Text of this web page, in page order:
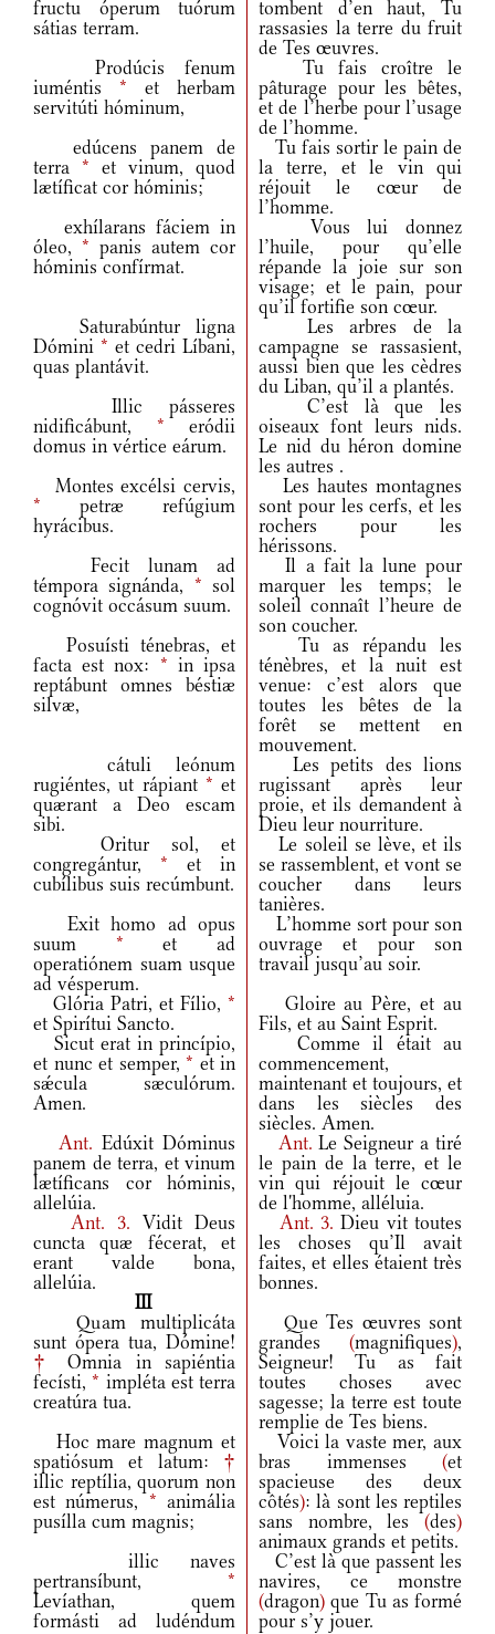
fructu óperum tuórum
sátias terram.
tombent d’en haut, Tu
rassasies la terre du fruit
de Tes œuvres.
Prodúcis fenum
iuméntis * et herbam
servitúti hóminum,
Tu fais croître le
pâturage pour les bêtes,
et de l’herbe pour l’usage
de l’homme.
edúcens panem de
terra * et vinum, quod
lætíficat cor hóminis;
Tu fais sortir le pain de
la terre, et le vin qui
réjouit le cœur de
l’homme.
exhílarans fáciem in
óleo, * panis autem cor
hóminis confírmat.
Vous lui donnez
l’huile, pour qu’elle
répande la joie sur son
visage; et le pain, pour
qu’il fortifie son cœur.
Saturabúntur ligna
Dómini * et cedri Líbani,
quas plantávit.
Les arbres de la
campagne se rassasient,
aussi bien que les cèdres
du Liban, qu’il a plantés.
Illic pásseres
nidificábunt, * eródii
domus in vértice eárum.
C’est là que les
oiseaux font leurs nids.
Le nid du héron domine
les autres .
Montes excélsi cervis,
* petræ refúgium
hyrácibus.
Les hautes montagnes
sont pour les cerfs, et les
rochers pour les
hérissons.
Fecit lunam ad
témpora signánda, * sol
cognóvit occásum suum.
Il a fait la lune pour
marquer les temps; le
soleil connaît l’heure de
son coucher.
Posuísti ténebras, et
facta est nox: * in ipsa
reptábunt omnes béstiæ
silvæ,
Tu as répandu les
ténèbres, et la nuit est
venue: c’est alors que
toutes les bêtes de la
forêt se mettent en
mouvement.
cátuli leónum
rugiéntes, ut rápiant * et
quærant a Deo escam
sibi.
Les petits des lions
rugissant après leur
proie, et ils demandent à
Dieu leur nourriture.
Oritur sol, et
congregántur, * et in
cubílibus suis recúmbunt.
Le soleil se lève, et ils
se rassemblent, et vont se
coucher dans leurs
tanières.
Exit homo ad opus
suum * et ad
operatiónem suam usque
ad vésperum.
L’homme sort pour son
ouvrage et pour son
travail jusqu’au soir.
Glória Patri, et Fílio, *
et Spirítui Sancto.
Gloire au Père, et au
Fils, et au Saint Esprit.
Sicut erat in princípio,
et nunc et semper, * et in
sǽcula sæculórum.
Amen.
Comme il était au
commencement,
maintenant et toujours, et
dans les siècles des
siècles. Amen.
Ant.Edúxit Dóminus
panem de terra, et vinum
lætíficans cor hóminis,
allelúia.
Ant.Le Seigneur a tiré
le pain de la terre, et le
vin qui réjouit le cœur
de l'homme, alléluia.
Ant. 3. Vidit Deus
cuncta quæ fécerat, et
erant valde bona,
allelúia.
Ant. 3. Dieu vit toutes
les choses qu’Il avait
faites, et elles étaient très
bonnes.
III
Quam multiplicáta
sunt ópera tua, Dómine!
†
Omnia in sapiéntia
fecísti,* impléta est terra
creatúra tua.
Que Tes œuvres sont
grandes (magnifiques),
Seigneur! Tu as fait
toutes choses avec
sagesse; la terre est toute
remplie de Tes biens.
Hoc mare magnum et
spatiósum et latum: †
illic reptília, quorum non
est númerus, * animália
pusílla cum magnis;
Voici la vaste mer, aux
bras immenses (et
spacieuse des deux
côtés): là sont les reptiles
sans nombre, les (des)
animaux grands et petits.
illic naves
pertransíbunt, *
Levíathan, quem
formásti ad ludéndum
C’est là que passent les
navires, ce monstre
(dragon) que Tu as formé
pour s’y jouer.